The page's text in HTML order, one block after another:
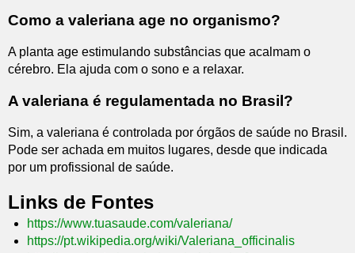
Como a valeriana age no organismo?
A planta age estimulando substâncias que acalmam o
cérebro. Ela ajuda com o sono e a relaxar.
A valeriana é regulamentada no Brasil?
Sim, a valeriana é controlada por órgãos de saúde no Brasil.
Pode ser achada em muitos lugares, desde que indicada
por um profissional de saúde.
Links de Fontes
https://www.tuasaude.com/valeriana/
https://pt.wikipedia.org/wiki/Valeriana_officinalis